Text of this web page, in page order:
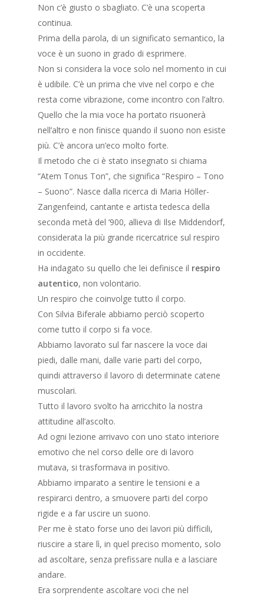
Non c’è giusto o sbagliato. C’è una scoperta
continua.
Prima della parola, di un significato semantico, la
voce è un suono in grado di esprimere.
Non si considera la voce solo nel momento in cui
è udibile. C’è un prima che vive nel corpo e che
resta come vibrazione, come incontro con l’altro.
Quello che la mia voce ha portato risuonerà
nell’altro e non finisce quando il suono non esiste
più. C’è ancora un’eco molto forte.
Il metodo che ci è stato insegnato si chiama
“Atem Tonus Ton”, che significa “Respiro – Tono
– Suono”. Nasce dalla ricerca di Maria Höller-
Zangenfeind, cantante e artista tedesca della
seconda metà del ‘900, allieva di Ilse Middendorf,
considerata la più grande ricercatrice sul respiro
in occidente.
Ha indagato su quello che lei definisce il respiro
autentico, non volontario.
Un respiro che coinvolge tutto il corpo.
Con Silvia Biferale abbiamo perciò scoperto
come tutto il corpo si fa voce.
Abbiamo lavorato sul far nascere la voce dai
piedi, dalle mani, dalle varie parti del corpo,
quindi attraverso il lavoro di determinate catene
muscolari.
Tutto il lavoro svolto ha arricchito la nostra
attitudine all’ascolto.
Ad ogni lezione arrivavo con uno stato interiore
emotivo che nel corso delle ore di lavoro
mutava, si trasformava in positivo.
Abbiamo imparato a sentire le tensioni e a
respirarci dentro, a smuovere parti del corpo
rigide e a far uscire un suono.
Per me è stato forse uno dei lavori più difficili,
riuscire a stare lì, in quel preciso momento, solo
ad ascoltare, senza prefissare nulla e a lasciare
andare.
Era sorprendente ascoltare voci che nel